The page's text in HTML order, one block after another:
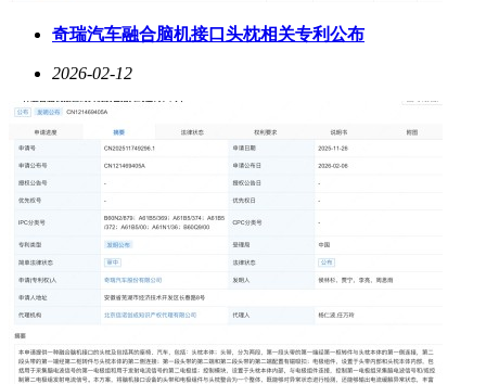
奇瑞汽车融合脑机接口头枕相关专利公布
2026-02-12